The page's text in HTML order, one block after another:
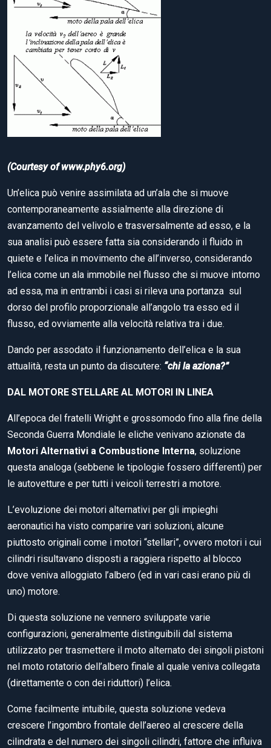
(Courtesy of www.phy6.org)
Un’elica può venire assimilata ad un’ala che si muove
contemporaneamente assialmente alla direzione di
avanzamento del velivolo e trasversalmente ad esso, e la
sua analisi può essere fatta sia considerando il fluido in
quiete e l’elica in movimento che all’inverso, considerando
l’elica come un ala immobile nel flusso che si muove intorno
ad essa, ma in entrambi i casi si rileva una portanza sul
dorso del profilo proporzionale all’angolo tra esso ed il
flusso, ed ovviamente alla velocità relativa tra i due.
Dando per assodato il funzionamento dell’elica e la sua
attualità, resta un punto da discutere: “chi la aziona?”
DAL MOTORE STELLARE AL MOTORI IN LINEA
All’epoca del fratelli Wright e grossomodo fino alla fine della
Seconda Guerra Mondiale le eliche venivano azionate da
Motori Alternativi a Combustione Interna, soluzione
questa analoga (sebbene le tipologie fossero differenti) per
le autovetture e per tutti i veicoli terrestri a motore.
L’evoluzione dei motori alternativi per gli impieghi
aeronautici ha visto comparire vari soluzioni, alcune
piuttosto originali come i motori “stellari”, ovvero motori i cui
cilindri risultavano disposti a raggiera rispetto al blocco
dove veniva alloggiato l’albero (ed in vari casi erano più di
uno) motore.
Di questa soluzione ne vennero sviluppate varie
configurazioni, generalmente distinguibili dal sistema
utilizzato per trasmettere il moto alternato dei singoli pistoni
nel moto rotatorio dell’albero finale al quale veniva collegata
(direttamente o con dei riduttori) l’elica.
Come facilmente intuibile, questa soluzione vedeva
crescere l’ingombro frontale dell’aereo al crescere della
cilindrata e del numero dei singoli cilindri, fattore che influiva